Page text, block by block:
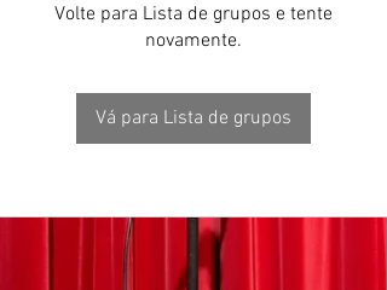
Volte para Lista de grupos e tente
novamente.
Vá para Lista de grupos